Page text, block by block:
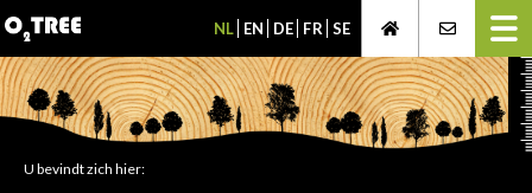
NL EN DE FR SE
U bevindt zich hier: